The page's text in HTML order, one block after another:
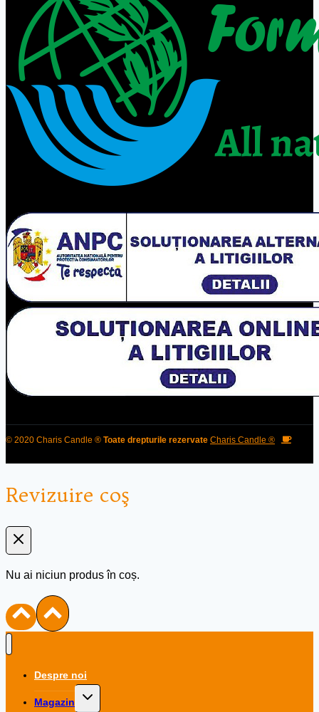
© 2020 Charis Candle ® Toate drepturile rezervate Charis Candle ®
Revizuire coş
Nu ai niciun produs în coș.
Despre noi
Magazin
Toggle
child